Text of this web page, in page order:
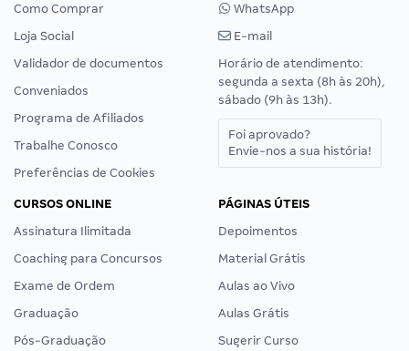
Como Comprar
Loja Social
Validador de documentos
Conveniados
Programa de Afiliados
Trabalhe Conosco
Preferências de Cookies
WhatsApp
E-mail
Horário de atendimento:
segunda a sexta (8h às 20h),
sábado (9h às 13h).
Foi aprovado?
Envie-nos a sua história!
CURSOS ONLINE
Assinatura Ilimitada
Coaching para Concursos
Exame de Ordem
Graduação
Pós-Graduação
PÁGINAS ÚTEIS
Depoimentos
Material Grátis
Aulas ao Vivo
Aulas Grátis
Sugerir Curso